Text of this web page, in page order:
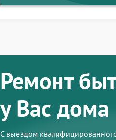
Ремонт
у Вас дома
С выездом